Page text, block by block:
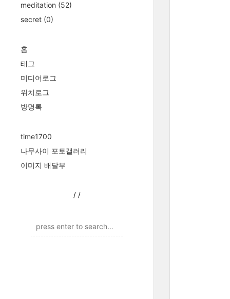
meditation (52)
secret (0)
홈
태그
미디어로그
위치로그
방명록
time1700
나무사이 포토갤러리
이미지 배달부
/ /